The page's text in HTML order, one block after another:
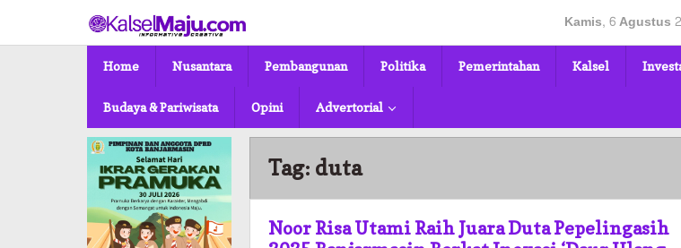
konten
Kamis, 6 Agustus
Home Nusantara Pembangunan Politika Pemerintahan Kalsel
Budaya & Pariwisata Opini Advertorial
Tag: duta
Noor Risa Utami Raih Juara Duta Pepelingasih